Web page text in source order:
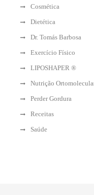
Cosmética
Dietética
Dr. Tomás Barbosa
Exercício Físico
LIPOSHAPER ®
Nutrição
Perder Gordura
Receitas
Saúde